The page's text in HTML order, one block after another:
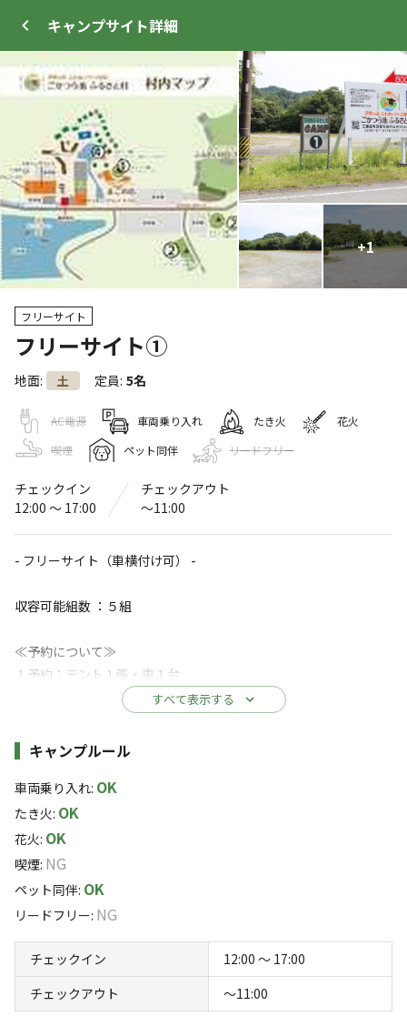
キャンプサイト詳細
+1
フリーサイト
フリーサイト①
地面: 土 定員: 5名
AC電源 車両乗り入れ たき火
花火
喫煙
ペット同伴 リードフリー
チェックイン
12:00 〜 17:00
チェックアウト
〜11:00
- フリーサイト（車横付け可） -
収容可能組数 ：５組
≪予約について≫
１予約：テント１張・車１台
※テント2張以上のご予約をご希望の方は、もう1サイトご予約を
※テントのサイズが1辺4.5ｍ以上の場合は、超過料がかかりま
す。
≪料金≫
2,200円/1張 定員数：5名
追加料金 大人：1,650円 小学生：550円
●フリーサイトエリアに電源はございません
●共用炊事場、共用トイレ（和洋式）、BBQハウスに電源あり
※共用炊事場、共用トイレ、BBQハウスは、テントサイトから約
650ｍ（車で約２分）離れています。
すべて表示する
施設詳細
キャンプルール
車両乗り入れ: OK
たき火: OK
花火: OK
喫煙: NG
ペット同伴: OK
リードフリー: NG
チェックイン
12:00 〜 17:00
チェックアウト
〜11:00
+12
トップ
WEB予約可能
宿泊施設
ごかつら池ふるさと村
〒519-2174 三重県 多気郡多気町五桂956
Googleマップで見る
水洗トイレ
ゴミ捨て場
レストラン
コインシャワー
※詳しくは「キャンプ場情報
三重県多気町【ごかつら池ふるさと村】IC10
分！動物と触れ合い、みかん狩り、BBQも楽し
める！
五桂池のほとりにある【ごかつら池ふるさと村】は、伊勢
自動車道 勢和多気ICから車で10分の好立地！BBQ、ペダ
ルボート、どうぶつパーク、秋のみかん狩りなど、子供か
ら大人まで楽しめるアクティビティが満載の複合レジャー
施設です。
地場産の旬の農産物や三重県の特産品が並ぶ直売所マルシ
ランマ・キッチン、屋根付きのBBQ場、4種20棟のロッ
ジ、フリーサイト、車中泊サイトがあります。
このキャンプ場の特徴
ロケーション